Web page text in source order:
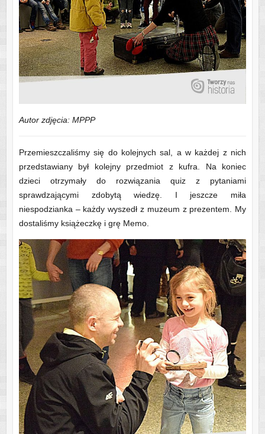
Autor zdjęcia: MPPP
Przemieszczaliśmy się do kolejnych sal, a w każdej z nich
przedstawiany był kolejny przedmiot z kufra. Na koniec
dzieci otrzymały do rozwiązania quiz z pytaniami
sprawdzającymi zdobytą wiedzę. I jeszcze miła
niespodzianka – każdy wyszedł z muzeum z prezentem. My
dostaliśmy książeczkę i grę Memo.